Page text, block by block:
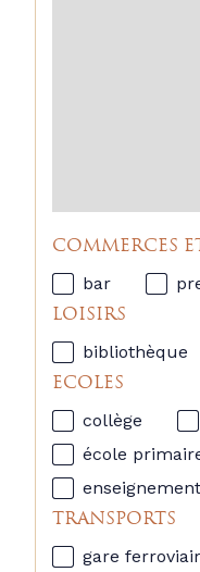
COMMERCES
bar
LOISIRS
bibliothèque
ECOLES
collège
école
TRANSPORTS
gare